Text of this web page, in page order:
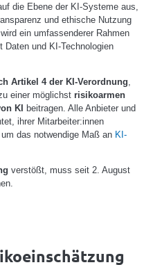
die Ebene der KI-Systeme aus,
und ethische Nutzung
ein umfassenderer Rahmen
Daten und KI-Technologien
Artikel 4 der KI-Verordnung
einer möglichst risikoarmen
KI beitragen. Alle Anbieter und
ihrer Mitarbeiter:innen
das notwendige Maß an KI-
verstößt, muss seit 2. August